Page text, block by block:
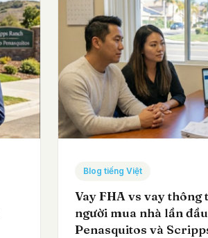
Blog tiếng Việt
Vay FHA vs vay thông
người mua nhà lần
Penasquitos và